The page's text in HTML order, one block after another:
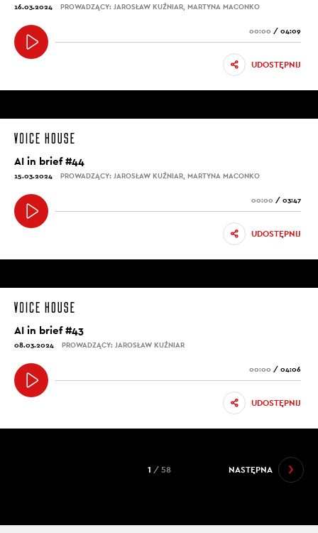
16.03.2024 PROWADZĄCY: JAROSŁAW KUŹNIAR, MARTYNA MACONKO
00:00 / 04:09
UDOSTĘPNIJ
AI in brief #44
15.03.2024 PROWADZĄCY: JAROSŁAW KUŹNIAR, MARTYNA MACONKO
00:00 / 03:47
UDOSTĘPNIJ
AI in brief #43
08.03.2024 PROWADZĄCY: JAROSŁAW KUŹNIAR
00:00 / 04:06
UDOSTĘPNIJ
NASTĘPNA
1 / 58